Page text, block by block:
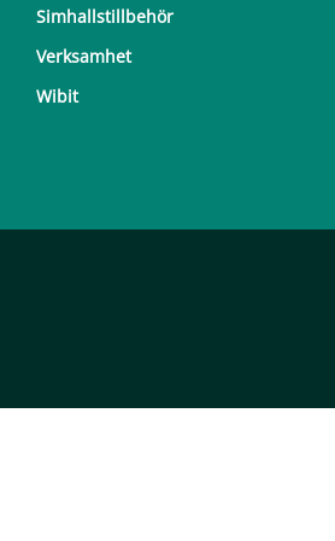
Simhallstillbehör
Verksamhet
Wibit